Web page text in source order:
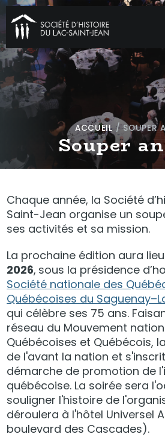
ACCUEIL / SOUPER
Souper
Chaque année, la Société
Saint-Jean organise un
ses activités et sa mission.
La prochaine édition aura
2026, sous la présidence
Société nationale des
Québécoises du
qui célèbre ses 75 ans.
réseau du Mouvement
Québécoises et Québécois,
de l'avant la nation et
démarche de promotion de
québécoise. La soirée sera
souligner l'histoire de
déroulera à l'hôtel Universel
boulevard des Cascades).